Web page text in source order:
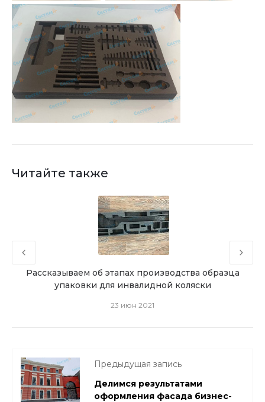
Читайте также
Рассказываем об этапах производства образца
упаковки для инвалидной коляски
23 июн 2021
Предыдущая запись
Делимся результатами
оформления фасада бизнес-